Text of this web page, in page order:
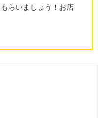
らいましょう！お店